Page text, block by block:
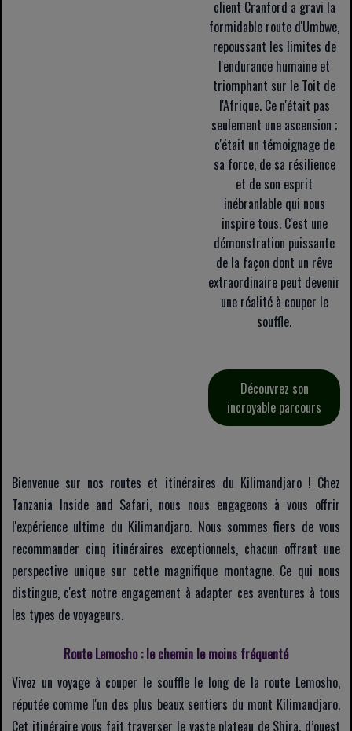
client Cranford a gravi la
formidable route d'Umbwe,
repoussant les limites de
l'endurance humaine et
triomphant sur le Toit de
l'Afrique. Ce n'était pas
seulement une ascension ;
c'était un témoignage de
sa force, de sa résilience
et de son esprit
inébranlable qui nous
inspire tous. C'est une
démonstration puissante
de la façon dont un rêve
extraordinaire peut devenir
une réalité à couper le
souffle.
Découvrez son
incroyable parcours
Bienvenue sur nos routes et itinéraires du Kilimandjaro ! Chez
Tanzania Inside and Safari, nous nous engageons à vous offrir
l'expérience ultime du Kilimandjaro. Nous sommes fiers de vous
recommander cinq itinéraires exceptionnels, chacun offrant une
perspective unique sur cette magnifique montagne. Ce qui nous
distingue, c'est notre engagement à adapter ces aventures à tous
les types de voyageurs.
Route Lemosho : le chemin le moins fréquenté
Vivez un voyage à couper le souffle le long de la route Lemosho,
réputée comme l'un des plus beaux sentiers du mont Kilimandjaro.
Cet itinéraire vous fait traverser le vaste plateau de Shira, d’ouest